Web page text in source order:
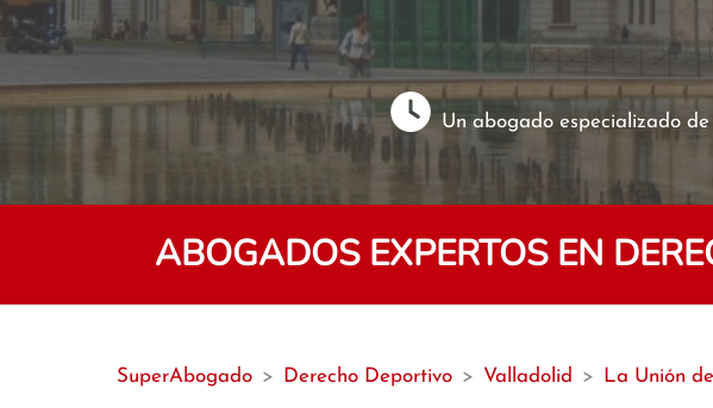
Un abogado especializado
ABOGADOS EXPERTOS EN
SuperAbogado > Derecho Deportivo > Valladolid > La Unión